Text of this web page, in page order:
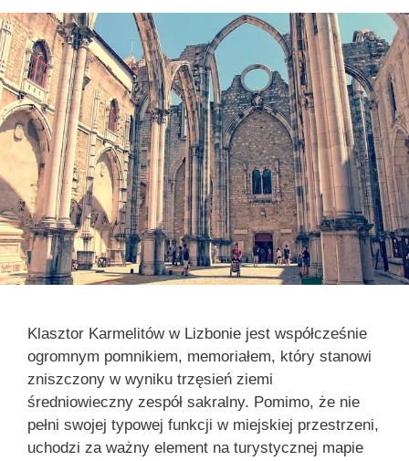
Klasztor Karmelitów w Lizbonie jest współcześnie
ogromnym pomnikiem, memoriałem, który stanowi
zniszczony w wyniku trzęsień ziemi
średniowieczny zespół sakralny. Pomimo, że nie
pełni swojej typowej funkcji w miejskiej przestrzeni,
uchodzi za ważny element na turystycznej mapie